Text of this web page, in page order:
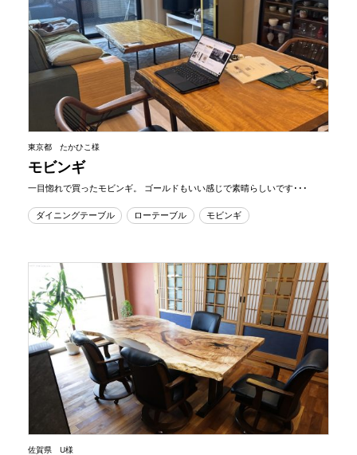
東京都 たかひこ様
モビンギ
一目惚れで買ったモビンギ。 ゴールドもいい感じで素晴らしいです･･･
ダイニングテーブル ローテーブル モビンギ
佐賀県 U様